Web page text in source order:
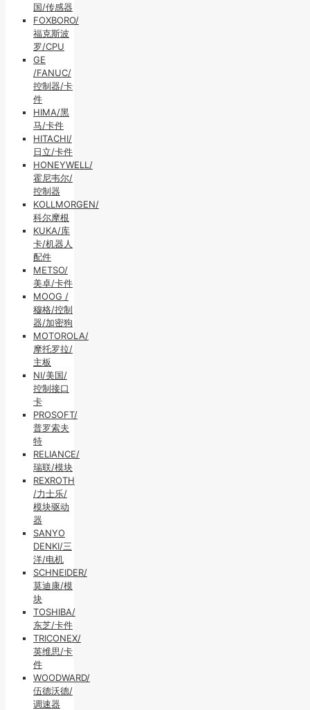
国/传感器
FOXBORO/
福克斯波
罗/CPU
GE
/FANUC/
控制器/卡
件
HIMA/黑
马/卡件
HITACHI/
日立/卡件
HONEYWELL/
霍尼韦尔/
控制器
KOLLMORGEN/
科尔摩根
KUKA/库
卡/机器人
配件
METSO/
美卓/卡件
MOOG /
穆格/控制
器/加密狗
MOTOROLA/
摩托罗拉/
主板
NI/美国/
控制接口
卡
PROSOFT/
普罗索夫
特
RELIANCE/
瑞联/模块
REXROTH
/力士乐/
模块驱动
器
SANYO
DENKI/三
洋/电机
SCHNEIDER/
莫迪康/模
块
TOSHIBA/
东芝/卡件
TRICONEX/
英维思/卡
件
WOODWARD/
伍德沃德/
调速器